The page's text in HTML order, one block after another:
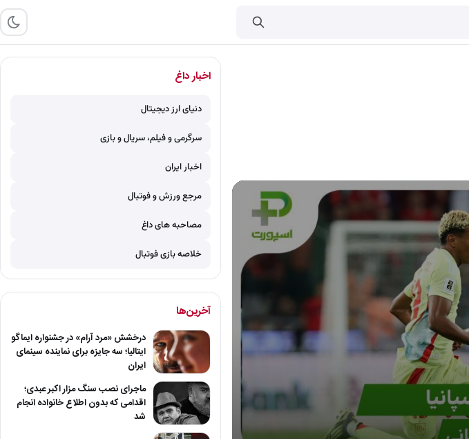
اخبار داغ
دنیای ارز دیجیتال
سرگرمی و فیلم، سریال و بازی
اخبار ایران
مرجع ورزش و فوتبال
مصاحبه های داغ
خلاصه بازی فوتبال
آخرین‌ها
درخشش «مرد آرام» در جشنواره ایماگو
ایتالیا؛ سه جایزه برای نماینده سینمای
ایران
ماجرای نصب سنگ مزار اکبر عبدی؛
اقدامی که بدون اطلاع خانواده انجام
شد